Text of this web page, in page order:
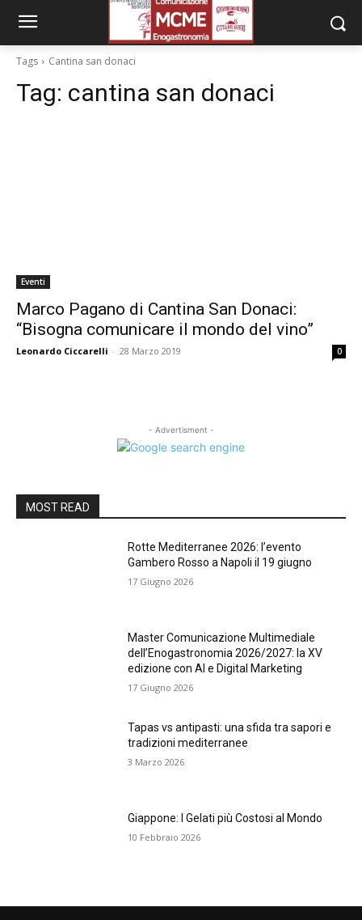
Tags Cantina san donaci
Tag: cantina san donaci
Eventi
Marco Pagano di Cantina San Donaci:
“Bisogna comunicare il mondo del vino”
Leonardo Ciccarelli - 28 Marzo 2019 0
- Advertisment -
MOST READ
Rotte Mediterranee 2026: l’evento
Gambero Rosso a Napoli il 19 giugno
17 Giugno 2026
Master Comunicazione Multimediale
dell’Enogastronomia 2026/2027: la XV
edizione con AI e Digital Marketing
17 Giugno 2026
Tapas vs antipasti: una sfida tra sapori e
tradizioni mediterranee
3 Marzo 2026
Giappone: I Gelati più Costosi al Mondo
10 Febbraio 2026